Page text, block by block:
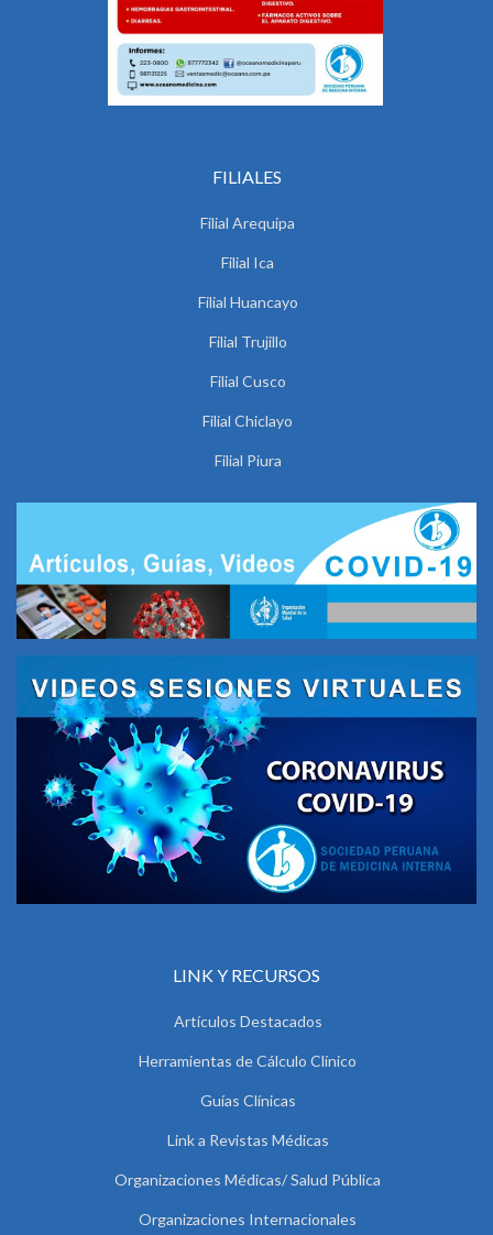
FILIALES
Filial Arequipa
Filial Ica
Filial Huancayo
Filial Trujillo
Filial Cusco
Filial Chiclayo
Filial Piura
LINK Y RECURSOS
Artículos Destacados
Herramientas de Cálculo Clínico
Guías Clínicas
Link a Revistas Médicas
Organizaciones Médicas/ Salud Pública
Organizaciones Internacionales